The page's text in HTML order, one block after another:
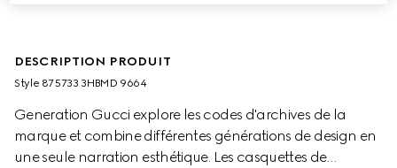
DESCRIPTION PRODUIT
Style ‎875733 3HBMD 9664
Generation Gucci explore les codes d'archives de la
marque et combine différentes générations de design en
une seule narration esthétique. Les casquettes de